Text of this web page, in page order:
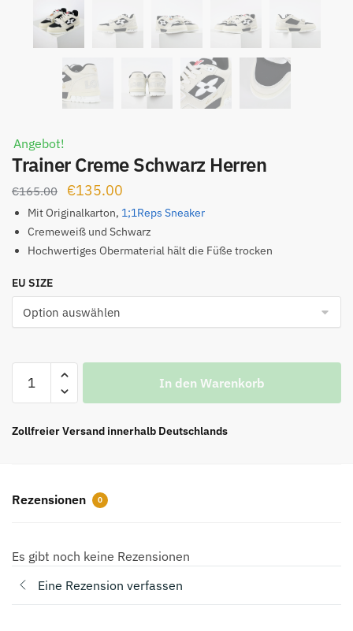
Angebot!
Trainer Creme Schwarz Herren
€165.00
Ursprünglicher
Preis
war:
€165.00
€135.00
Preis
ist:
€135.00.
Mit Originalkarton, 1;1Reps Sneaker
Cremeweiß und Schwarz
Hochwertiges Obermaterial hält die Füße trocken
EU SIZE
Creme
Herren
In den Warenkorb
Zollfreier Versand innerhalb Deutschlands
Rezensionen 0
Es gibt noch keine Rezensionen
Eine Rezension verfassen